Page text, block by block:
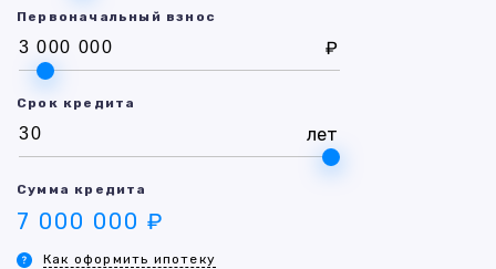
Первоначальный взнос
₽
Срок кредита
лет
Сумма кредита
7 000 000 ₽
Как оформить ипотеку